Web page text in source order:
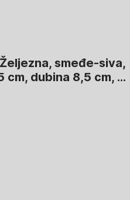
Željezna, smeđe-siva,
cm, dubina 8,5 cm, …